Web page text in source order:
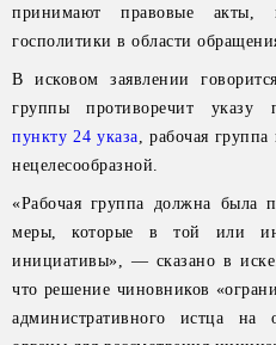
принимают правовые акты,
госполитики в области
В исковом заявлении
группы противоречит указу
пункту 24 указа, рабочая
нецелесообразной.
«Рабочая группа должна была
меры, которые в той или
инициативы», — сказано в
что решение чиновников
административного истца на